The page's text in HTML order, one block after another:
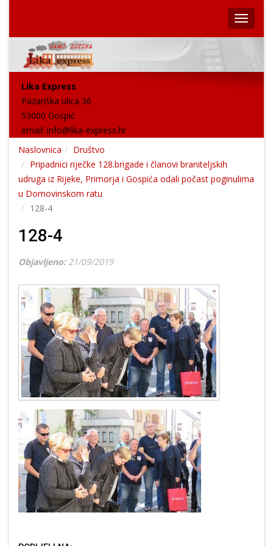
Lika Express
Pazariška ulica 36
53000 Gospić
email: info@lika-express.hr
Naslovnica
Društvo
Pripadnici riječke 128.brigade i članovi braniteljskih
udruga iz Rijeke, Primorja i Gospića odali počast poginulima
u Domovinskom ratu
128-4
128-4
Objavljeno: 21/09/2019